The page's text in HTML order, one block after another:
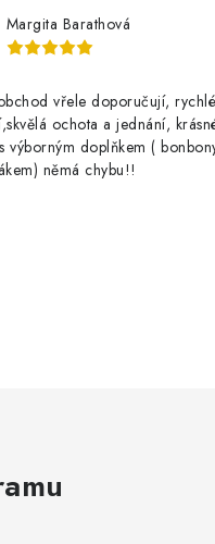
Margita Barathová
vřele doporučují, rychlé
ochota a jednání,
výborným doplňkem (
němá chybu!!